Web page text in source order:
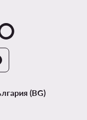
(BG)